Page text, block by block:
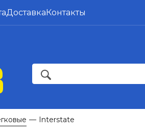
ДоставкаКонтакты
— Interstate